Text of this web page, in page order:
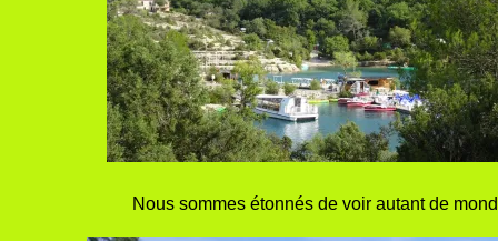
Nous sommes étonnés de voir autant de